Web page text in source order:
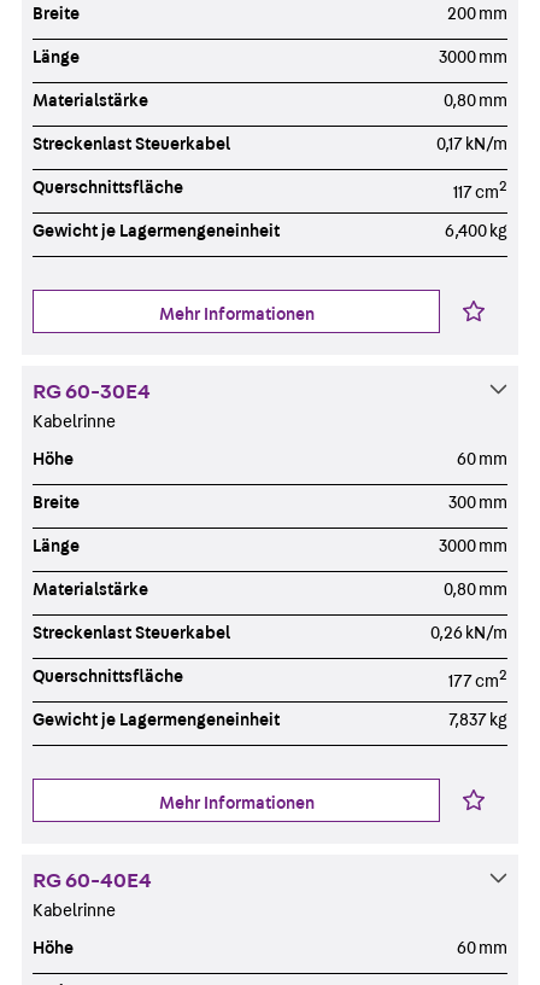
Breite 200 mm
Länge 3000 mm
Materialstärke 0,80 mm
Streckenlast Steuerkabel 0,17 kN/m
Querschnittsfläche 117 cm2
Gewicht je Lagermengeneinheit 6,400 kg
Mehr Informationen
RG 60-30E4
Kabelrinne
Höhe 60 mm
Breite 300 mm
Länge 3000 mm
Materialstärke 0,80 mm
Streckenlast Steuerkabel 0,26 kN/m
Querschnittsfläche 177 cm2
Gewicht je Lagermengeneinheit 7,837 kg
Mehr Informationen
RG 60-40E4
Kabelrinne
Höhe 60 mm